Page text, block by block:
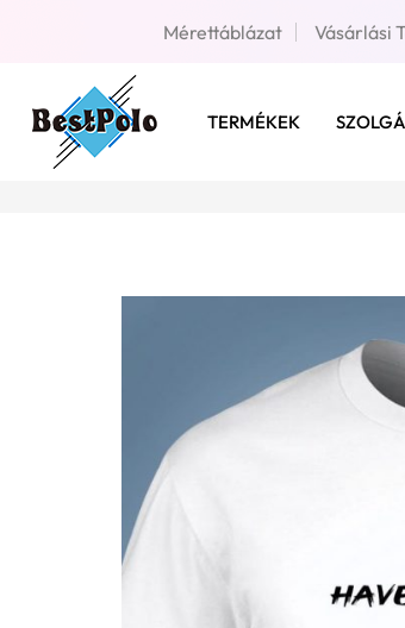
Mérettáblázat Vásárlási
TERMÉKEK